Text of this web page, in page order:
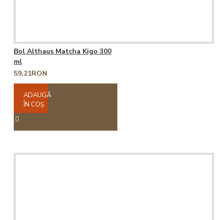
Bol Althaus Matcha Kigo 300
ml
59,21RON
ADAUGĂ
ÎN COŞ